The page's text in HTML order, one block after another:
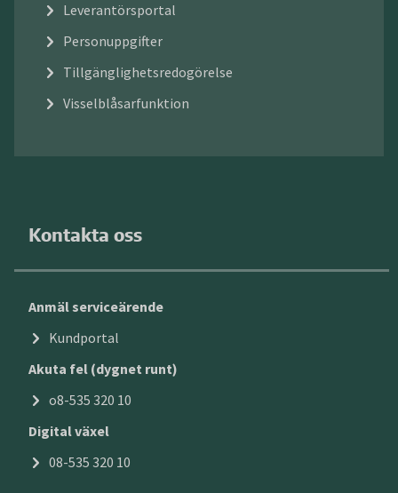
Leverantörsportal
Personuppgifter
Tillgänglighetsredogörelse
Visselblåsarfunktion
Kontakta oss
Anmäl serviceärende
Kundportal
Akuta fel (dygnet runt)
o8-535 320 10
Digital växel
08-535 320 10